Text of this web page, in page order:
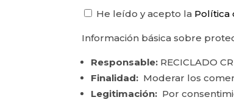
He leído y acepto la Política
Información básica sobre
Responsable: RECICLADO
Finalidad: Moderar los
Legitimación: Por